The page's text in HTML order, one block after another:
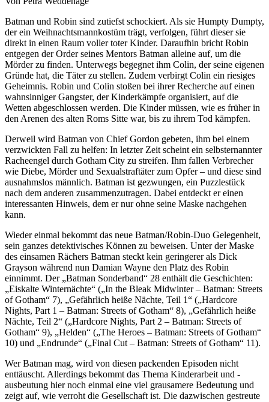
Batman und Robin sind zutiefst schockiert. Als sie Humpty Dumpty,
der ein Weihnachtsmannkostüm trägt, verfolgen, führt dieser sie
direkt in einen Raum voller toter Kinder. Daraufhin bricht Robin
entgegen der Order seines Mentors Batman alleine auf, um die
Mörder zu finden. Unterwegs begegnet ihm Colin, der seine eigenen
Gründe hat, die Täter zu stellen. Zudem verbirgt Colin ein riesiges
Geheimnis. Robin und Colin stoßen bei ihrer Recherche auf einen
wahnsinniger Gangster, der Kinderkämpfe organisiert, auf die
Wetten abgeschlossen werden. Die Kinder müssen, wie es früher in
den Arenen des alten Roms Sitte war, bis zu ihrem Tod kämpfen.
Derweil wird Batman von Chief Gordon gebeten, ihm bei einem
verzwickten Fall zu helfen: In letzter Zeit scheint ein selbsternannter
Racheengel durch Gotham City zu streifen. Ihm fallen Verbrecher
wie Diebe, Mörder und Sexualstraftäter zum Opfer – und diese sind
ausnahmslos männlich. Batman ist gezwungen, ein Puzzlestück
nach dem anderen zusammenzutragen. Dabei entdeckt er einen
interessanten Hinweis, dem er nur ohne seine Maske nachgehen
kann.
Wieder einmal bekommt das neue Batman/Robin-Duo Gelegenheit,
sein ganzes detektivisches Können zu beweisen. Unter der Maske
des einsamen Rächers Batman steckt kein geringerer als Dick
Grayson während nun Damian Wayne den Platz des Robin
einnimmt. Der „Batman Sonderband“ 28 enthält die Geschichten:
„Eiskalte Winternächte“ („In the Bleak Midwinter – Batman: Streets
of Gotham“ 7), „Gefährlich heiße Nächte, Teil 1“ („Hardcore
Nights, Part 1 – Batman: Streets of Gotham“ 8), „Gefährlich heiße
Nächte, Teil 2“ („Hardcore Nights, Part 2 – Batman: Streets of
Gotham“ 9), „Helden“ („The Heroes – Batman: Streets of Gotham“
10) und „Endrunde“ („Final Cut – Batman: Streets of Gotham“ 11).
Wer Batman mag, wird von diesen packenden Episoden nicht
enttäuscht. Allerdings bekommt das Thema Kinderarbeit und -
ausbeutung hier noch einmal eine viel grausamere Bedeutung und
zeigt auf, wie verroht die Gesellschaft ist. Die dazwischen gestreute